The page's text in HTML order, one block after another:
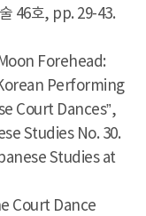
46호, pp. 29-43.
Forehead:
Performing
Court Dances”,
Studies No. 30.
Studies at
Court Dance